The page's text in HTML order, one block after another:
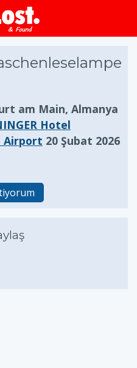
am Main, Almanya
Hotel
Airport 20 Şubat 2026